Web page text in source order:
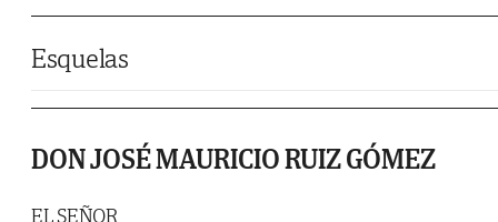
Esquelas
DON JOSÉ MAURICIO RUIZ GÓMEZ
EL SEÑOR